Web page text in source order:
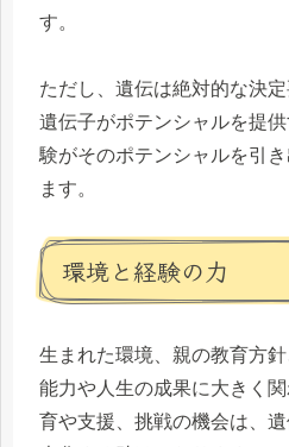
す。
ただし、遺伝は絶対的な決定
遺伝子がポテンシャルを提
験がそのポテンシャルを引
ます。
環境と経験の力
生まれた環境、親の教育方
能力や人生の成果に大きく
育や支援、挑戦の機会は、